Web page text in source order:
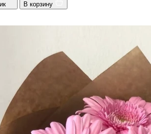
В корзину